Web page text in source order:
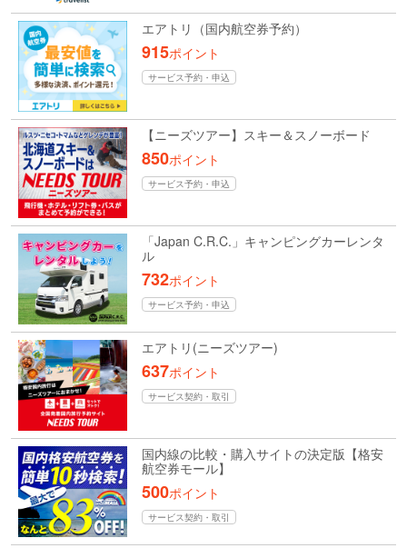
エアトリ（国内航空券予約）
915ポイント
サービス予約・申込
【ニーズツアー】スキー＆スノーボード
850ポイント
サービス予約・申込
「Japan C.R.C.」キャンピングカーレンタ
ル
732ポイント
サービス予約・申込
エアトリ(ニーズツアー)
637ポイント
サービス契約・取引
国内線の比較・購入サイトの決定版【格安
航空券モール】
500ポイント
サービス契約・取引